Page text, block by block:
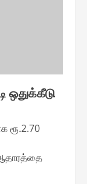
ஒதுக்கீடு
ரூ.2.70